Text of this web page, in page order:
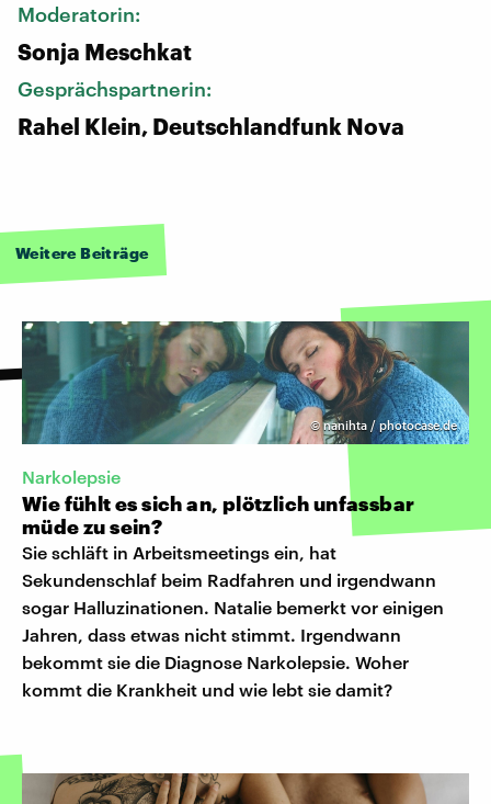
Moderatorin:
Sonja Meschkat
Gesprächspartnerin:
Rahel Klein, Deutschlandfunk Nova
Weitere Beiträge
©nanihta / photocase.de
Narkolepsie
Wie fühlt es sich an, plötzlich unfassbar
müde zu sein?
Sie schläft in Arbeitsmeetings ein, hat
Sekundenschlaf beim Radfahren und irgendwann
sogar Halluzinationen. Natalie bemerkt vor einigen
Jahren, dass etwas nicht stimmt. Irgendwann
bekommt sie die Diagnose Narkolepsie. Woher
kommt die Krankheit und wie lebt sie damit?